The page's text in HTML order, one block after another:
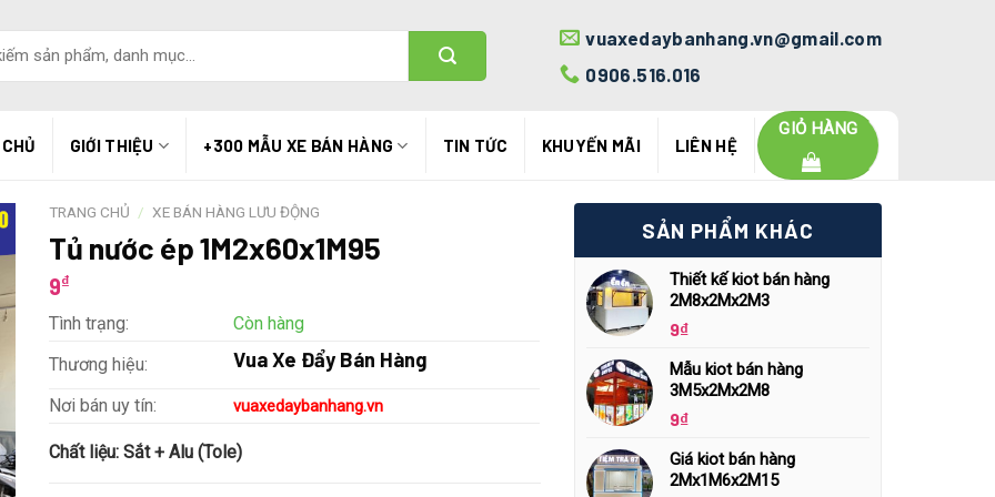
vuaxedaybanhang.vn@gmail.com
0906.516.016
GIỚI THIỆU +300 MẪU XE BÁN HÀNG TIN TỨC KHUYẾN MÃI LIÊN HỆ
GIỎ HÀNG
TRANG CHỦ / XE BÁN HÀNG LƯU ĐỘNG
Tủ nước ép 1M2x60x1M95
9₫
Tình trạng:
Còn hàng
Thương hiệu:
Vua Xe Đẩy Bán Hàng
Nơi bán uy tín: vuaxedaybanhang.vn
Chất liệu: Sắt + Alu (Tole)
SẢN PHẨM KHÁC
Thiết kế kiot bán hàng
2M8x2Mx2M3
9₫
Mẫu kiot bán hàng
3M5x2Mx2M8
9₫
Giá kiot bán hàng
2Mx1M6x2M15